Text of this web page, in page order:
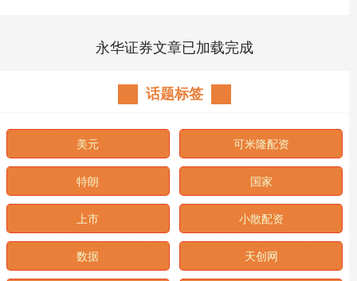
永华证券文章已加载完成
话题标签
美元 可米隆配资
特朗 国家
上市 小散配资
数据 天创网